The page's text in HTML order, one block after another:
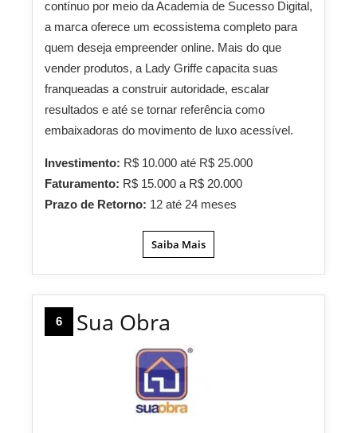
contínuo por meio da Academia de Sucesso Digital,
a marca oferece um ecossistema completo para
quem deseja empreender online. Mais do que
vender produtos, a Lady Griffe capacita suas
franqueadas a construir autoridade, escalar
resultados e até se tornar referência como
embaixadoras do movimento de luxo acessível.
Investimento: R$ 10.000 até R$ 25.000
Faturamento: R$ 15.000 a R$ 20.000
Prazo de Retorno: 12 até 24 meses
Saiba Mais
6 Sua Obra